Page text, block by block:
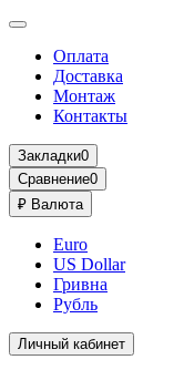
Оплата
Доставка
Монтаж
Контакты
Закладки0
Сравнение0
₽ Валюта
Euro
US Dollar
Гривна
Рубль
Личный кабинет